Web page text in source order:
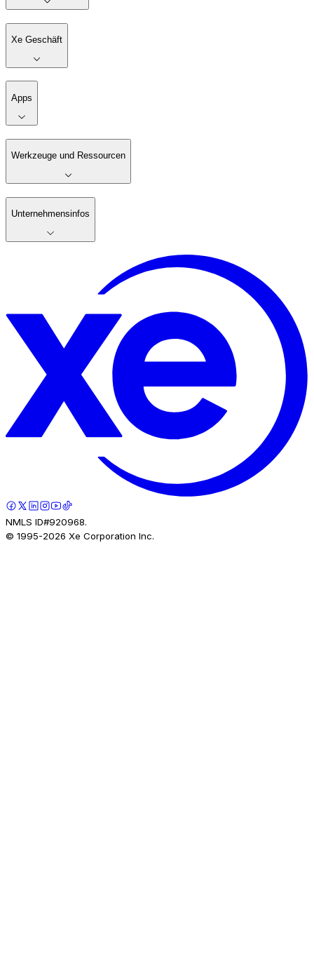
Xe Geschäft
Apps
Werkzeuge und Ressourcen
Unternehmensinfos
NMLS ID#920968.
© 1995-2026 Xe Corporation Inc.